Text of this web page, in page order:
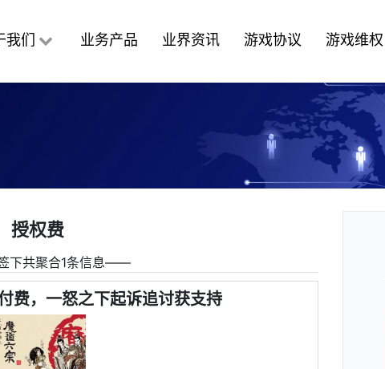
我们 业务产品 业界资讯 游戏协议 游戏维权
授权费
下共聚合1条信息――
费，一怒之下起诉追讨获支持